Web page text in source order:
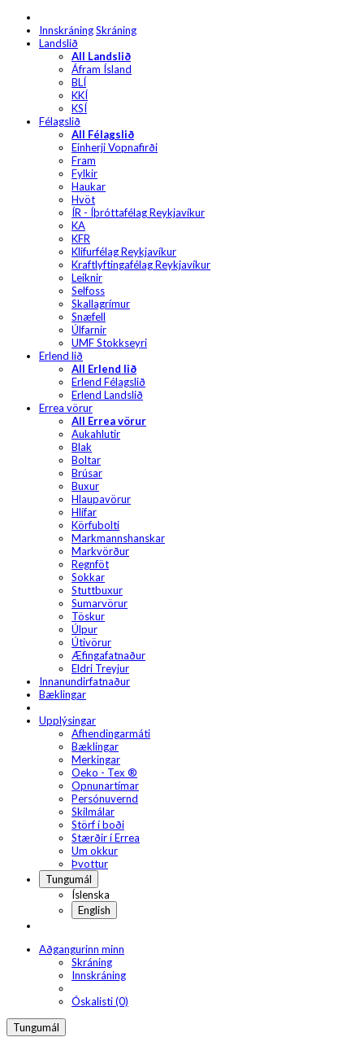
InnskráningSkráning
Landslið
All Landslið
Áfram Ísland
BLÍ
KKÍ
KSÍ
Félagslið
All Félagslið
Einherji Vopnafirði
Fram
Fylkir
Haukar
Hvöt
ÍR - Íþróttafélag Reykjavíkur
KA
KFR
Klifurfélag Reykjavíkur
Kraftlyftingafélag Reykjavíkur
Leiknir
Selfoss
Skallagrímur
Snæfell
Úlfarnir
UMF Stokkseyri
Erlend lið
All Erlend lið
Erlend Félagslið
Erlend Landslið
Errea vörur
All Errea vörur
Aukahlutir
Blak
Boltar
Brúsar
Buxur
Hlaupavörur
Hlífar
Körfubolti
Markmannshanskar
Markvörður
Regnföt
Sokkar
Stuttbuxur
Sumarvörur
Töskur
Úlpur
Útivörur
Æfingafatnaður
Eldri Treyjur
Innanundirfatnaður
Bæklingar
Upplýsingar
Afhendingarmáti
Bæklingar
Merkingar
Oeko - Tex ®
Opnunartímar
Persónuvernd
Skilmálar
Störf í boði
Stærðir í Errea
Um okkur
Þvottur
Tungumál
Íslenska
English
Aðgangurinn minn
Skráning
Innskráning
Óskalisti (0)
Tungumál